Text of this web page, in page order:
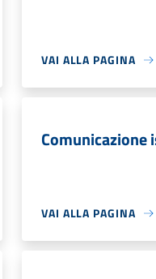
VAI ALLA PAGINA
Comunicazione
VAI ALLA PAGINA